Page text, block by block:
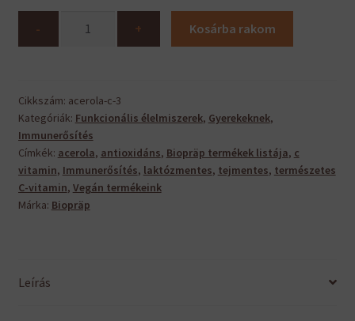
-
gyümölcsöt
tartalmazó
szopogatótabletta
mennyiség
+ Kosárba rakom
Cikkszám: acerola-c-3
Kategóriák: Funkcionális élelmiszerek, Gyerekeknek,
Immunerősítés
Címkék: acerola, antioxidáns, Biopräp termékek listája, c
vitamin, Immunerősítés, laktózmentes, tejmentes, természetes
C-vitamin, Vegán termékeink
Márka: Biopräp
Leírás